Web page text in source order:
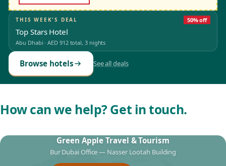
THIS WEEK'S DEAL 50% off
Top Stars Hotel
Abu Dhabi ·AED 912total, 3 nights
Browse hotels See all deals
How can we help? Get in touch.
Green Apple Travel & Tourism
Bur Dubai Office — Nasser Lootah Building